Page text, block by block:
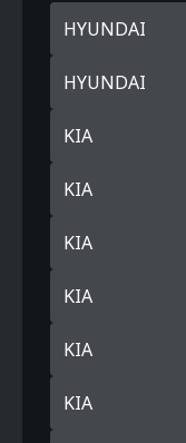
HYUNDAI
HYUNDAI
KIA
KIA
KIA
KIA
KIA
KIA